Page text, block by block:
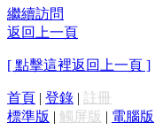
繼續訪問
返回上一頁
[ 點擊這裡返回上一頁 ]
首頁 | 登錄 | 註冊
標準版 | 觸屏版 | 電腦版